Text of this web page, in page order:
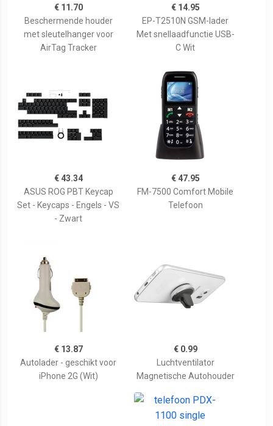
€ 11.70
Beschermende houder
met sleutelhanger voor
AirTag Tracker
€ 14.95
EP-T2510N GSM-lader
Met snellaadfunctie USB-
C Wit
€ 43.34
ASUS ROG PBT Keycap
Set - Keycaps - Engels - VS
- Zwart
€ 47.95
FM-7500 Comfort Mobile
Telefoon
€ 13.87
Autolader - geschikt voor
iPhone 2G (Wit)
€ 0.99
Luchtventilator
Magnetische Autohouder